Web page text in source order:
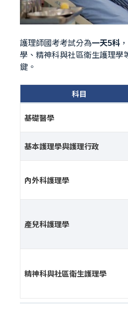
護理師國考考試分為一天5科
學、精神科與社區衛生護理學
鍵。
科目
基礎醫學
基本護理學與護理行政
內外科護理學
產兒科護理學
精神科與社區衛生護理學